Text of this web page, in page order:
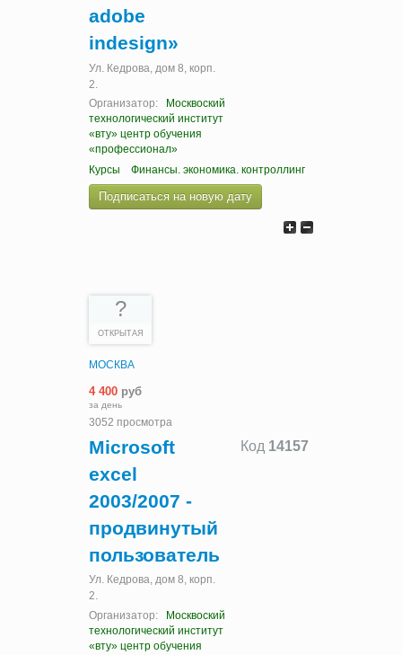
adobe
indesign»
Ул. Кедрова, дом 8, корп.
2.
Организатор:
Москвоский
технологический институт
«вту» центр обучения
«профессионал»
Курсы
Финансы. экономика. контроллинг
Подписаться на новую дату
?
ОТКРЫТАЯ
МОСКВА
4 400 руб
за день
3052 просмотра
Код 14157
Microsoft
excel
2003/2007 -
продвинутый
пользователь
Ул. Кедрова, дом 8, корп.
2.
Организатор:
Москвоский
технологический институт
«вту» центр обучения